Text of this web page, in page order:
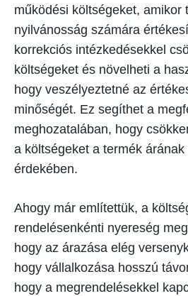
működési költségeket, amikor
nyilvánosság számára
korrekciós intézkedésekkel
költségeket és növelheti a
hogy veszélyeztetné az
minőségét. Ez segíthet a
meghozatalában, hogy
a költségeket a termék
érdekében.
Ahogy már említettük, a
rendelésenkénti nyereség
hogy az árazása elég
hogy vállalkozása hosszú
hogy a megrendelésekkel